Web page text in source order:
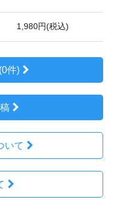
1,980円(税込)
件)
いて